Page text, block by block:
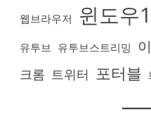
웹브라우저 윈도우
유투브 유투브스트리밍
크롬 트위터 포터블